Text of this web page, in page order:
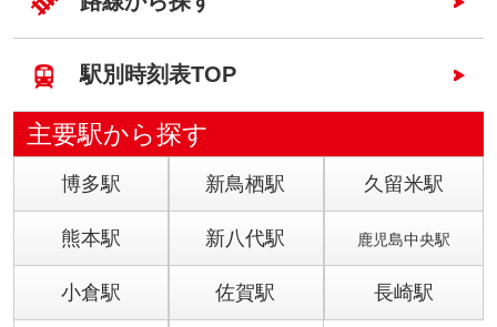
駅別時刻表TOP
主要駅から探す
博多駅 新鳥栖駅 久留米駅
熊本駅 新八代駅 鹿児島中央駅
小倉駅 佐賀駅 長崎駅